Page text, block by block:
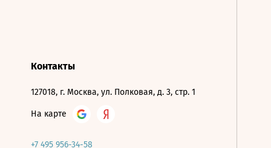
Контакты
127018, г. Москва, ул. Полковая, д. 3, стр. 1
На карте
+7 495 956-34-58